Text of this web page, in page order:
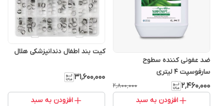
ضد عفونی کننده سطوح
سارفوسپت 4 لیتری
۲٬۴۶۰٬۰۰۰ ۲٬۸۰۰٬۰۰۰
افزودن به سبد
کیت بند اطفال دندانپزشکی هلال
۳۱٬۶۰۰٬۰۰۰
افزودن به سبد